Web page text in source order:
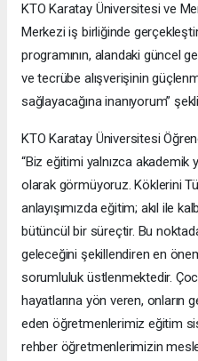
KTO Karatay Üniversitesi ve
Merkezi iş birliğinde
programının, alandaki güncel
ve tecrübe alışverişinin
sağlayacağına inanıyorum”
KTO Karatay Üniversitesi
“Biz eğitimi yalnızca akademik
olarak görmüyoruz. Köklerini
anlayışımızda eğitim; akıl ile
bütüncül bir süreçtir. Bu
geleceğini şekillendiren en
sorumluluk üstlenmektedir.
hayatlarına yön veren, onların
eden öğretmenlerimiz eğitim
rehber öğretmenlerimizin